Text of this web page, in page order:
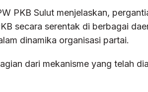
PKB Sulut menjelaskan,
secara serentak di berbagai
dinamika organisasi partai.
dari mekanisme yang telah